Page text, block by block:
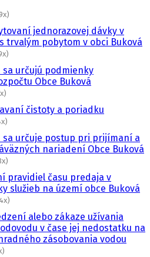
jednorazovej dávky v
trvalým pobytom v obci Buková
sa určujú podmienky
Obce Buková
čistoty a poriadku
sa určuje postup pri prijímaní a
nariadení Obce Buková
pravidiel času predaja v
služieb na území obce Buková
alebo zákaze užívania
v čase jej nedostatku na
zásobovania vodou